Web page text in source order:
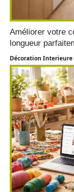
Améliorer votre
longueur
Décoration Interieure